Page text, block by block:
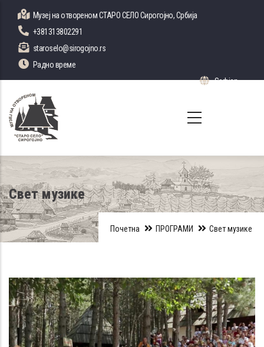
main
content
Музеј на отвореном СТАРО СЕЛО Сирогојно, Србија
+381313802291
staroselo@sirogojno.rs
Радно време
Serbian
List
Свет музике
Почетна ПРОГРАМИ Свет музике